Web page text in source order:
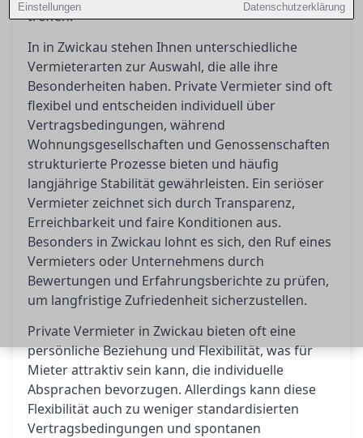
Einstellungen Datenschutzerklärung
treffen.
In in Zwickau stehen Ihnen unterschiedliche
Vermieterarten zur Auswahl, die alle ihre
Besonderheiten haben. Private Vermieter sind oft
flexibel und entscheiden individuell über
Vertragsbedingungen, während
Wohnungsgesellschaften und Genossenschaften
strukturierte Prozesse bieten und häufig
langjährige Stabilität gewährleisten. Ein seriöser
Vermieter zeichnet sich durch Transparenz,
Erreichbarkeit und faire Konditionen aus.
Besonders in Zwickau lohnt es sich, den Ruf eines
Vermieters oder Unternehmens durch
Bewertungen und Erfahrungsberichte zu prüfen,
um langfristige Zufriedenheit sicherzustellen.
Private Vermieter in Zwickau bieten oft eine
persönliche Beziehung und Flexibilität, was für
Mieter attraktiv sein kann, die individuelle
Absprachen bevorzugen. Allerdings kann diese
Flexibilität auch zu weniger standardisierten
Vertragsbedingungen und spontanen